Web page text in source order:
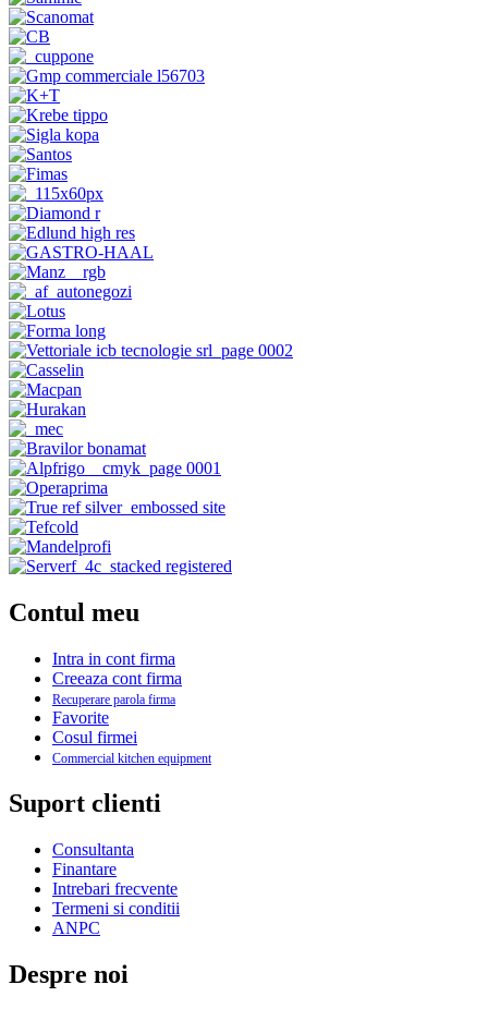
Contul meu
Intra in cont firma
Creeaza cont firma
Recuperare parola firma
Favorite
Cosul firmei
Commercial kitchen equipment
Suport clienti
Consultanta
Finantare
Intrebari frecvente
Termeni si conditii
ANPC
Despre noi